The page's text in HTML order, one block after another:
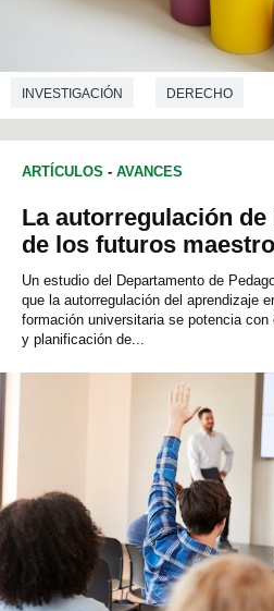
INVESTIGACIÓN DERECHO
CIENCIAS DE LA EDUCACIÓN
ARTÍCULOS - AVANCES
La autorregulación
de los futuros
Un estudio del Departamento de
que la autorregulación del aprendizaje
formación universitaria se potencia
y planificación de...